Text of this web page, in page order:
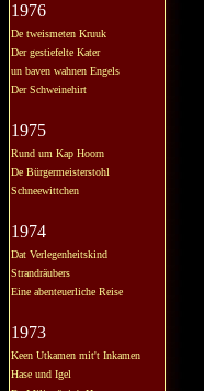
1976
De tweismeten Kruuk
Der gestiefelte Kater
un baven wahnen Engels
Der Schweinehirt
1975
Rund um Kap Hoorn
De Bürgermeisterstohl
Schneewittchen
1974
Dat Verlegenheitskind
Strandräubers
Eine abenteuerliche Reise
1973
Keen Utkamen mit't Inkamen
Hase und Igel